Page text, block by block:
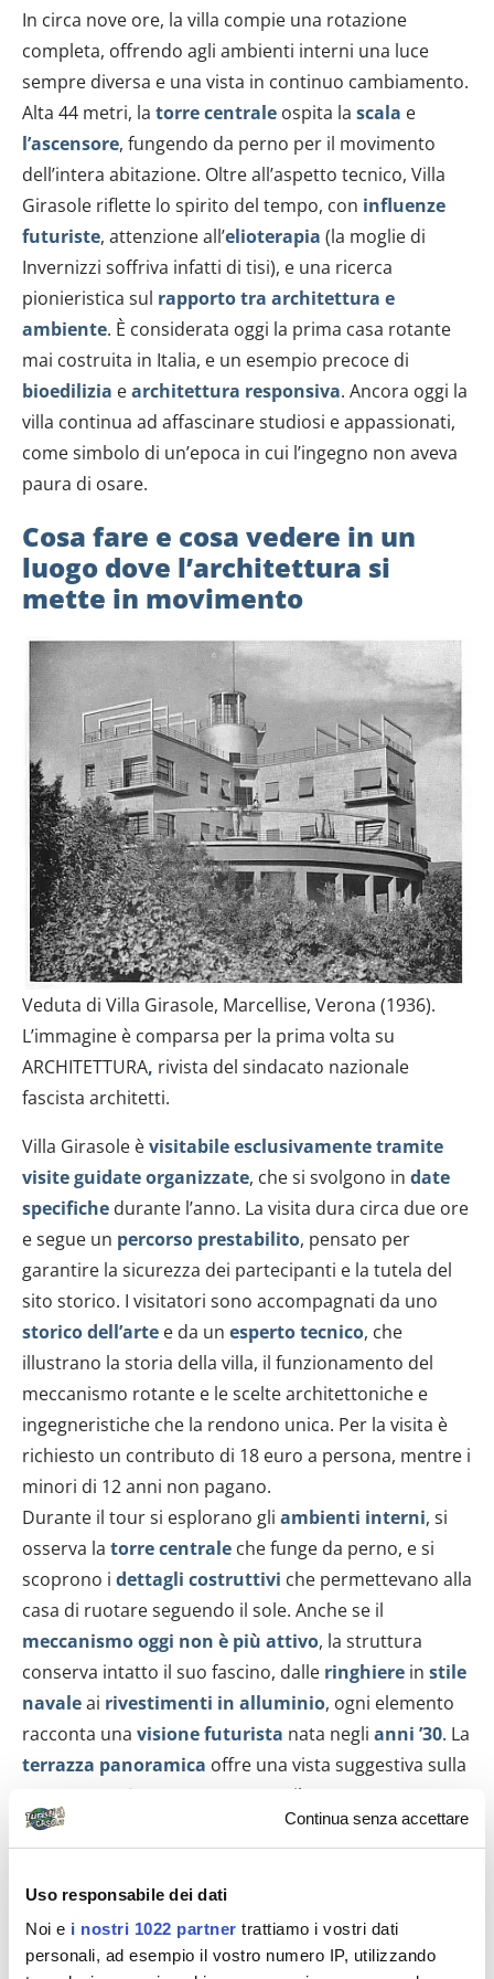
Continua senza accettare
Uso responsabile dei dati
Noi e i nostri 1022 partner trattiamo i vostri dati
personali, ad esempio il vostro numero IP, utilizzando
In circa nove ore, la villa compie una rotazione
completa, offrendo agli ambienti interni una luce
sempre diversa e una vista in continuo cambiamento.
Alta 44 metri, la torre centrale ospita la scala e
l’ascensore, fungendo da perno per il movimento
dell’intera abitazione. Oltre all’aspetto tecnico, Villa
Girasole riflette lo spirito del tempo, con influenze
futuriste, attenzione all’elioterapia (la moglie di
Invernizzi soffriva infatti di tisi), e una ricerca
pionieristica sul rapporto tra architettura e
ambiente. È considerata oggi la prima casa rotante
mai costruita in Italia, e un esempio precoce di
bioedilizia earchitettura responsiva. Ancora oggi la
villa continua ad affascinare studiosi e appassionati,
come simbolo di un’epoca in cui l’ingegno non aveva
paura di osare.
Cosa fare e cosa vedere in un
luogo dove l’architettura si
mette in movimento
Veduta di Villa Girasole, Marcellise, Verona (1936).
L’immagine è comparsa per la prima volta su
ARCHITETTURA, rivista del sindacato nazionale
fascista architetti.
Villa Girasole èvisitabile esclusivamente tramite
visite guidate organizzate, che si svolgono in date
specifiche durante l’anno. La visita dura circa due ore
e segue un percorso prestabilito, pensato per
garantire la sicurezza dei partecipanti e la tutela del
sito storico. I visitatori sono accompagnati da uno
storico dell’arte e da un esperto tecnico, che
illustrano la storia della villa, il funzionamento del
meccanismo rotante e le scelte architettoniche e
ingegneristiche che la rendono unica. Per la visita è
richiesto un contributo di 18 euro a persona, mentre i
minori di 12 anni non pagano.
Durante il tour si esplorano gli ambienti interni, si
osserva la torre centrale che funge da perno, e si
scoprono i dettagli costruttivi che permettevano alla
casa di ruotare seguendo il sole. Anche se il
meccanismo oggi non è più attivo, la struttura
conserva intatto il suo fascino, dalle ringhiere in stile
navaleai rivestimenti in alluminio, ogni elemento
racconta una visione futurista nata negli anni ’30. La
terrazza panoramica offre una vista suggestiva sulla
campagna circostante
, mentre il
permette di apprezzare la villa anche da diverse
prenotare in anticipo tramite il calendario ufficiale
della
Fondazione, che gestisce l’apertura al pubblico.
Levisite sono anumero limitatoe si svolgono solo